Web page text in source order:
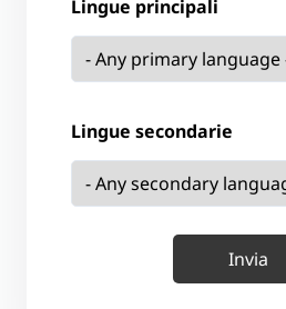
Lingue principali
Lingue secondarie